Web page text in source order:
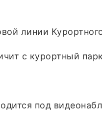
линии
с курортный
под